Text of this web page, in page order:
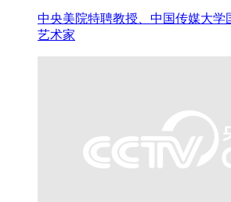
中央美院特聘教授、中国传媒大学
艺术家